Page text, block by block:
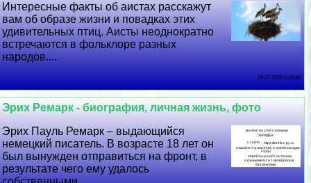
Интересные факты об аистах расскажут
вам об образе жизни и повадках этих
удивительных птиц. Аисты неоднократно
встречаются в фольклоре разных
народов....
24 07 2026 0:24:44
Эрих Ремарк - биография, личная жизнь, фото
Эрих Пауль Ремарк – выдающийся
немецкий писатель. В возрасте 18 лет он
был вынужден отправиться на фронт, в
результате чего ему удалось